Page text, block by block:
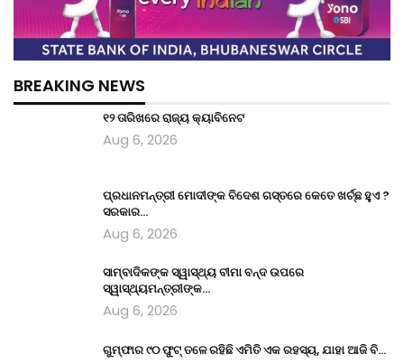
BREAKING NEWS
୧୨ ତାରିଖରେ ରାଜ୍ୟ କ୍ୟାବିନେଟ
Aug 6, 2026
ପ୍ରଧାନମନ୍ତ୍ରୀ ମୋଦୀଙ୍କ ବିଦେଶ ଗସ୍ତରେ କେତେ ଖର୍ଚ୍ଛ ହୁଏ ?
ସରକାର…
Aug 6, 2026
ସାମ୍ବାଦିକଙ୍କ ସ୍ୱାସ୍ଥ୍ୟ ବୀମା ବନ୍ଦ ଉପରେ
ସ୍ୱାସ୍ଥ୍ୟମନ୍ତ୍ରୀଙ୍କ…
Aug 6, 2026
ଗୁମ୍ଫାର ୯୦ ଫୁଟ୍ ତଳେ ରହିଛି ଏମିତି ଏକ ରହସ୍ୟ, ଯାହା ଆଜି ବି…